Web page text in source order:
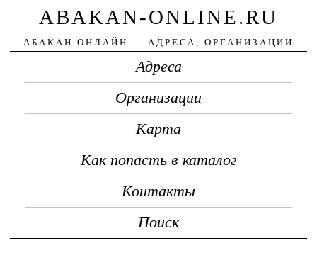
ABAKAN-ONLINE.RU
АБАКАН ОНЛАЙН — АДРЕСА, ОРГАНИЗАЦИИ
Адреса
Организации
Карта
Как попасть в каталог
Контакты
Поиск